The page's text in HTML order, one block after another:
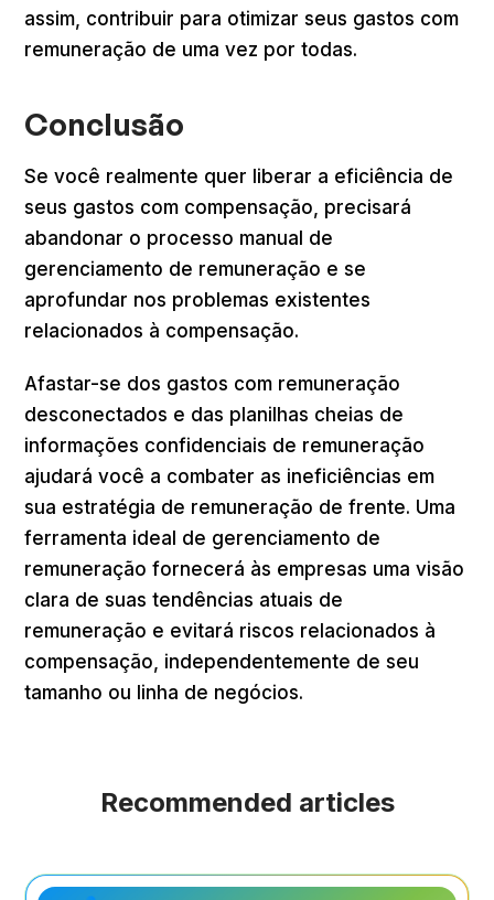
assim, contribuir para otimizar seus gastos com
remuneração de uma vez por todas.
Conclusão
Se você realmente quer liberar a eficiência de
seus gastos com compensação, precisará
abandonar o processo manual de
gerenciamento de remuneração e se
aprofundar nos problemas existentes
relacionados à compensação.
Afastar-se dos gastos com remuneração
desconectados e das planilhas cheias de
informações confidenciais de remuneração
ajudará você a combater as ineficiências em
sua estratégia de remuneração de frente. Uma
ferramenta ideal de gerenciamento de
remuneração fornecerá às empresas uma visão
clara de suas tendências atuais de
remuneração e evitará riscos relacionados à
compensação, independentemente de seu
tamanho ou linha de negócios.
Recommended articles